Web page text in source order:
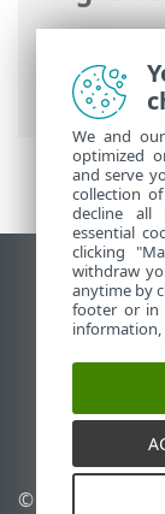
Ayuda en
Security
Smart
Ver sitio
End of Life
Base de
Foro de ESET
ESET
Soporte
© 1992 - 2026
We and
optimized
and serve
collection
decline all
essential
clicking
withdraw
anytime by
footer or in
information,